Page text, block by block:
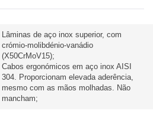
Lâminas de aço inox superior, com
crómio-molibdénio-vanádio
(X50CrMoV15);
Cabos ergonómicos em aço inox AISI
304. Proporcionam elevada aderência,
mesmo com as mãos molhadas. Não
mancham;